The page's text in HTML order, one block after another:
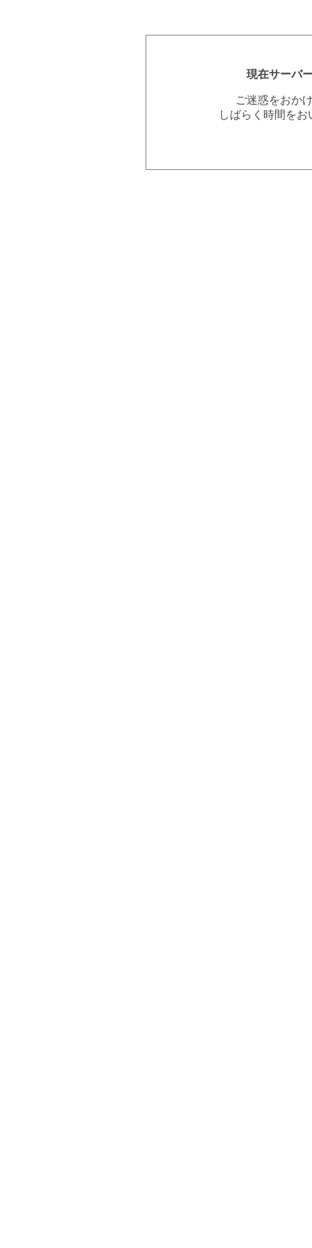
現在サーバ
ご迷惑をおか
しばらく時間を